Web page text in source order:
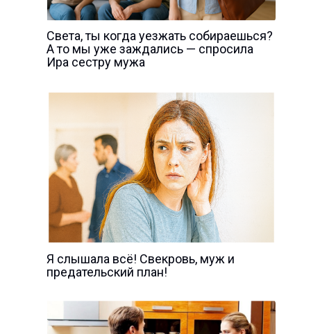
Света, ты когда уезжать собираешься?
А то мы уже заждались — спросила
Ира сестру мужа
Я слышала всё! Свекровь, муж и
предательский план!